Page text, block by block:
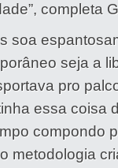
completa
soa
seja a
pro
essa coisa
compondo
metodologia